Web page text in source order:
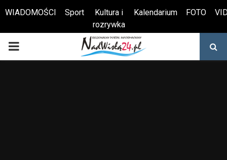
Otwórz pasek narzędzi
WIADOMOŚCI Sport
Kultura i
rozrywka
Kalendarium FOTO
PRIMARY